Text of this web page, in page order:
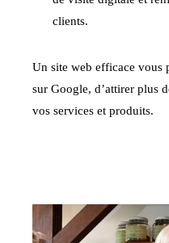
clients.
Un site web efficace vous
sur Google, d’attirer plus
vos services et produits.